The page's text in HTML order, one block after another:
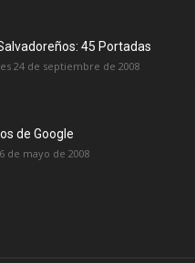
45 Portadas
24 de septiembre de 2008
de Google
de mayo de 2008